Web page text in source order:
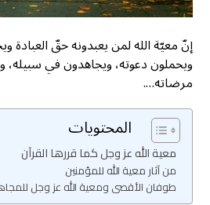
إنّ معيّة الله لمن يعبدونه حقّ العبادة
ويحملون دعوته، ويجاهدون في
مرضاته….
المحتويات
معية الله عز وجل كما قررها القرآن
من آثار معية الله للمؤمنين
طوفان الأقصى ومعية الله عز وجل